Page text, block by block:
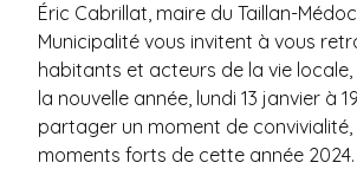
Éric Cabrillat, maire du Taillan-
Municipalité vous invitent à vous
habitants et acteurs de la vie
la nouvelle année, lundi 13 janvier à
partager un moment de
moments forts de cette année 2024.